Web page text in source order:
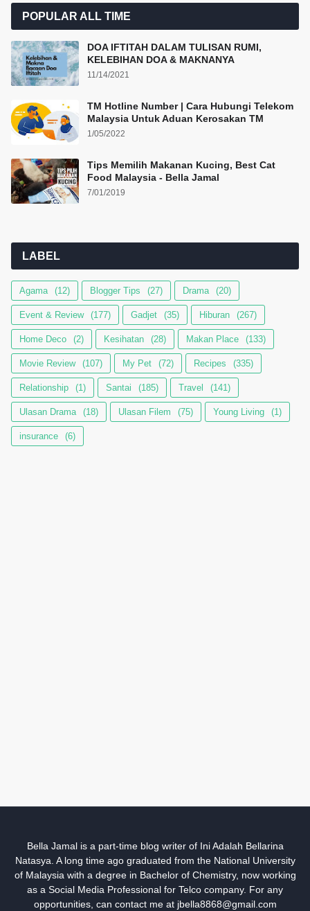
POPULAR ALL TIME
DOA IFTITAH DALAM TULISAN RUMI,
KELEBIHAN DOA & MAKNANYA
11/14/2021
TM Hotline Number | Cara Hubungi Telekom
Malaysia Untuk Aduan Kerosakan TM
1/05/2022
Tips Memilih Makanan Kucing, Best Cat
Food Malaysia - Bella Jamal
7/01/2019
LABEL
Agama (12) Blogger Tips (27) Drama (20)
Event & Review (177) Gadjet (35) Hiburan (267)
Home Deco (2) Kesihatan (28) Makan Place (133)
Movie Review (107) My Pet (72) Recipes (335)
Relationship (1) Santai (185) Travel (141)
Ulasan Drama (18) Ulasan Filem (75) Young Living (1)
insurance (6)
Bella Jamal is a part-time blog writer of Ini Adalah Bellarina
Natasya. A long time ago graduated from the National University
of Malaysia with a degree in Bachelor of Chemistry, now working
as a Social Media Professional for Telco company. For any
opportunities, can contact me at jbella8868@gmail.com